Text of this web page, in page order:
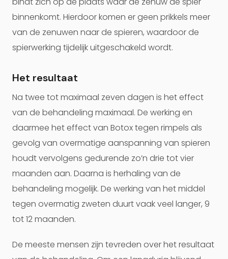
binnenkomt. Hierdoor komen er geen prikkels meer
van de zenuwen naar de spieren, waardoor de
spierwerking tijdelijk uitgeschakeld wordt.
Het resultaat
Na twee tot maximaal zeven dagen is het effect
van de behandeling maximaal. De werking en
daarmee het effect van Botox tegen rimpels als
gevolg van overmatige aanspanning van spieren
houdt vervolgens gedurende zo’n drie tot vier
maanden aan. Daarna is herhaling van de
behandeling mogelijk. De werking van het middel
tegen overmatig zweten duurt vaak veel langer, 9
tot 12 maanden.
De meeste mensen zijn tevreden over het resultaat